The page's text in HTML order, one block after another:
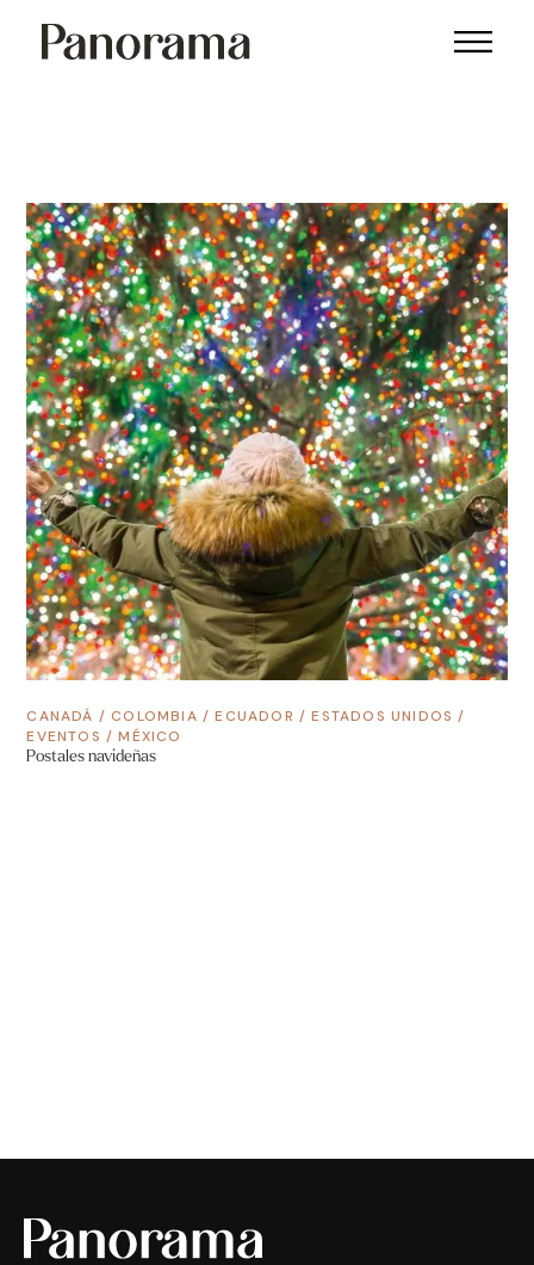
CANADÁ /COLOMBIA /ECUADOR /ESTADOS UNIDOS /
EVENTOS /MÉXICO
Postales navideñas